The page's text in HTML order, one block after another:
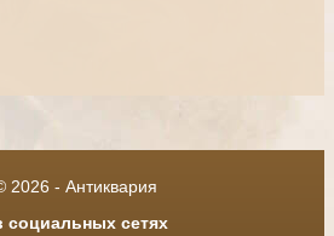
2026 - Антиквария
сетях